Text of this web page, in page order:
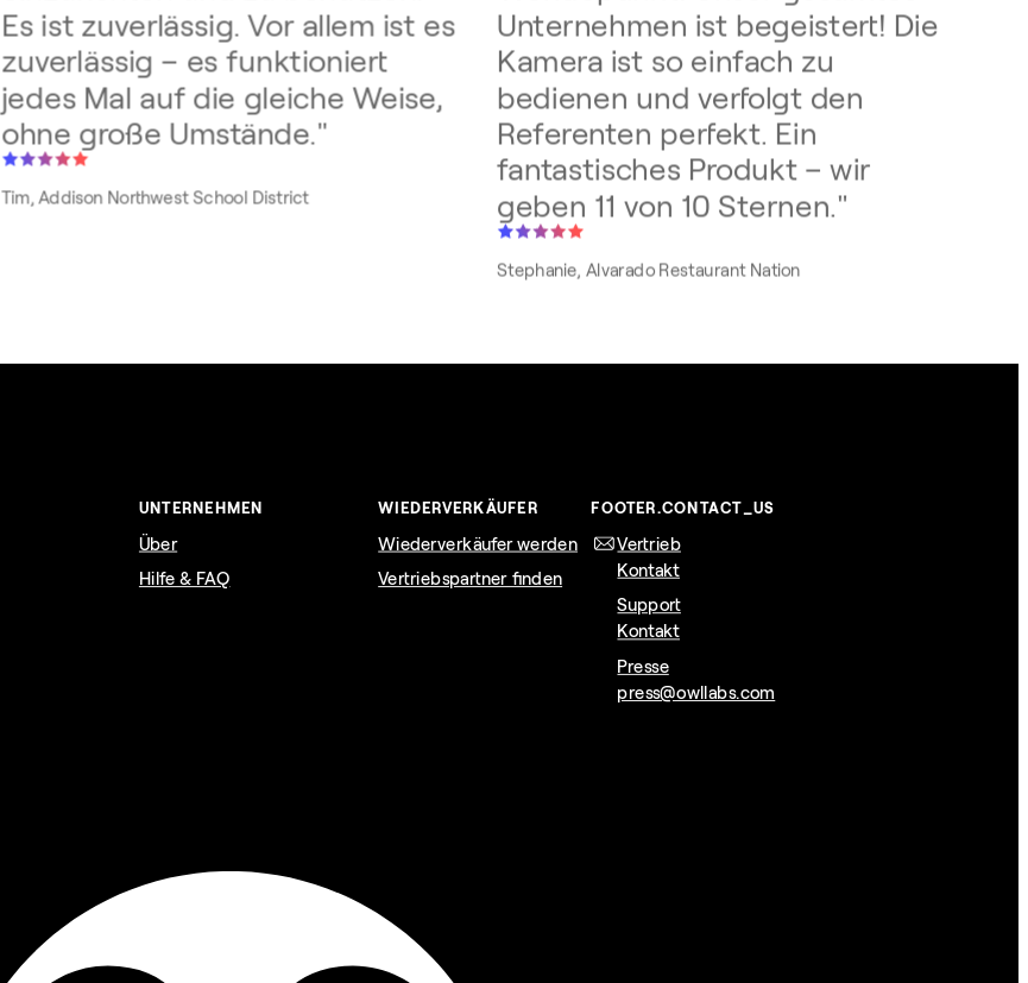
Es ist zuverlässig. Vor allem ist es
zuverlässig – es funktioniert
jedes Mal auf die gleiche Weise,
ohne große Umstände."
Tim, Addison Northwest School District
Unternehmen ist begeistert! Die
Kamera ist so einfach zu
bedienen und verfolgt den
Referenten perfekt. Ein
fantastisches Produkt – wir
geben 11 von 10 Sternen."
Stephanie, Alvarado Restaurant Nation
UNTERNEHMEN
Über
Hilfe & FAQ
WIEDERVERKÄUFER
Wiederverkäufer werden
Vertriebspartner finden
FOOTER.CONTACT_US
Vertrieb
Kontakt
Support
Kontakt
Presse
press@owllabs.com